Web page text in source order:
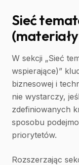
Sieć
W sekcji „Sieć
wspierające)”
biznesowej i
nie wystarczy,
zdefiniowanych
sposobu
priorytetów.
Rozszerzając